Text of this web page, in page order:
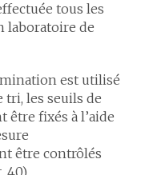
tous les
laboratoire de
est utilisé
tri, les seuils de
être fixés à l’aide
être contrôlés
40).